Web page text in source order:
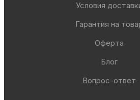
Условия
Гарантия на
Оферта
Блог
Вопрос-ответ